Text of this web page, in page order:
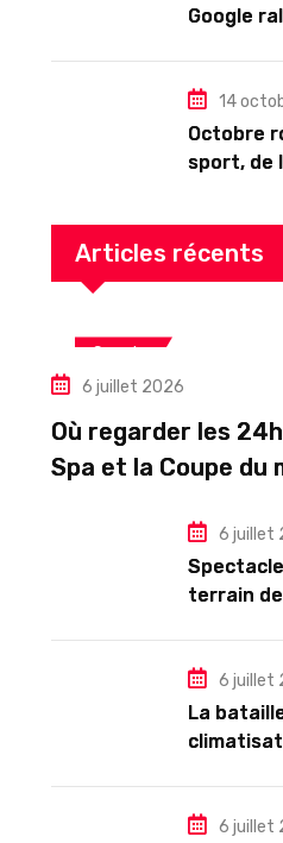
Google
14
Octobre
sport, de
en
Articles récents
Sports
6 juillet 2026
Où regarder les
Spa et la Coupe du
6 juillet
terrain
6 juillet
La
6 juillet